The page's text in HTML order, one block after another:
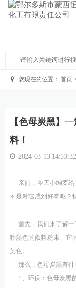
您现在的位置：首页 >
【色母炭黑】
料！
2024-03-13 14:33:32
亲们，今天小编要
不是对它感到好奇呢？
首先，我们来了解一
种黑色的颜料粉末，它
染色。
那么，色母炭黑有什
1、环保：色母炭黑